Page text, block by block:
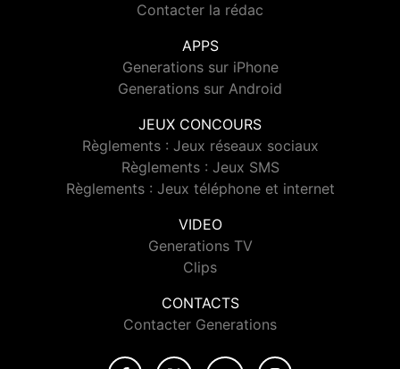
Contacter la rédac
APPS
Generations sur iPhone
Generations sur Android
JEUX CONCOURS
Règlements : Jeux réseaux sociaux
Règlements : Jeux SMS
Règlements : Jeux téléphone et internet
VIDEO
Generations TV
Clips
CONTACTS
Contacter Generations